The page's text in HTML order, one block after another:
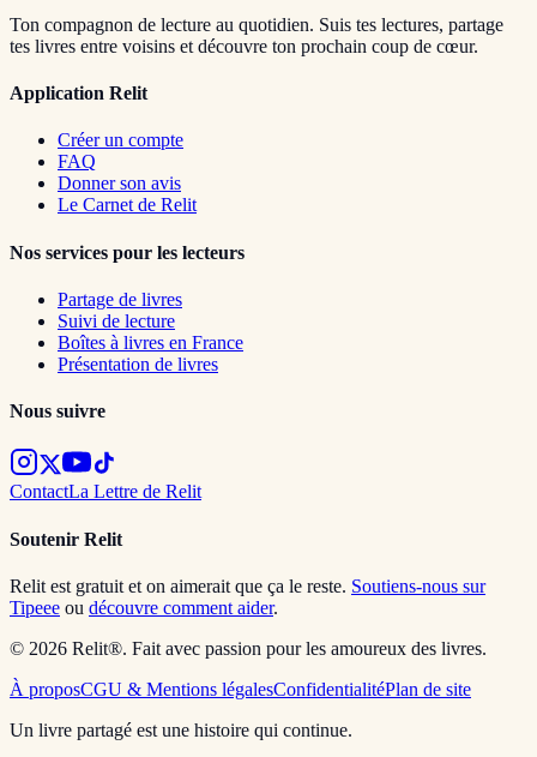
Ton compagnon de lecture au quotidien. Suis tes lectures, partage
tes livres entre voisins et découvre ton prochain coup de cœur.
Application Relit
Créer un compte
FAQ
Donner son avis
Le Carnet de Relit
Nos services pour les lecteurs
Partage de livres
Suivi de lecture
Boîtes à livres en France
Présentation de livres
Nous suivre
ContactLa Lettre de Relit
Soutenir Relit
Relit est gratuit et on aimerait que ça le reste. Soutiens-nous sur
Tipeee ou découvre comment aider.
© 2026 Relit®. Fait avec passion pour les amoureux des livres.
À proposCGU & Mentions légalesConfidentialitéPlan de site
Un livre partagé est une histoire qui continue.